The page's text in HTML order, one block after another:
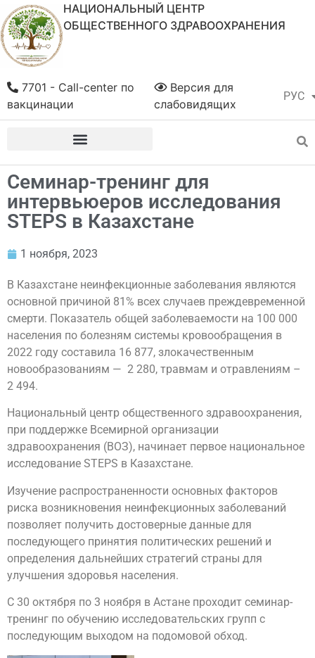
НАЦИОНАЛЬНЫЙ ЦЕНТР
ОБЩЕСТВЕННОГО ЗДРАВООХРАНЕНИЯ
РУС
ҚАЗ
Версия для
слабовидящих
7701 - Call-center по
вакцинации
Семинар-тренинг для
интервьюеров исследования
STEPS в Казахстане
1 ноября, 2023
В Казахстане неинфекционные заболевания являются
основной причиной 81% всех случаев преждевременной
смерти. Показатель общей заболеваемости на 100 000
населения по болезням системы кровообращения в
2022 году составила 16 877, злокачественным
новообразованиям — 2 280, травмам и отравлениям –
2 494.
Национальный центр общественного здравоохранения,
при поддержке Всемирной организации
здравоохранения (ВОЗ), начинает первое национальное
исследование STEPS в Казахстане.
Изучение распространенности основных факторов
риска возникновения неинфекционных заболеваний
позволяет получить достоверные данные для
последующего принятия политических решений и
определения дальнейших стратегий страны для
улучшения здоровья населения.
С 30 октября по 3 ноября в Астане проходит семинар-
тренинг по обучению исследовательских групп с
последующим выходом на подомовой обход.